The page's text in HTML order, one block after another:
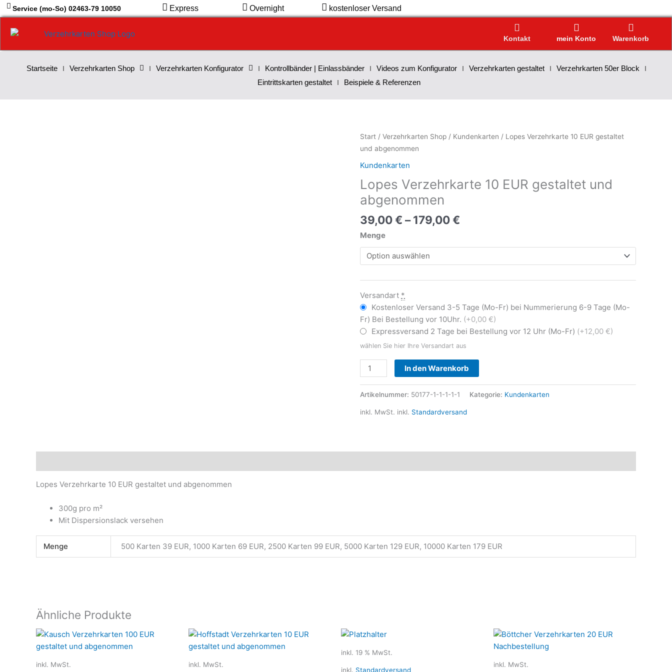
Zum
Inhalt
springen
Service (mo-So) 02463-79 10050 Express Overnight kostenloser Versand
Warenkorb
Kontakt mein Konto
Startseite Verzehrkarten Shop Verzehrkarten Konfigurator Kontrollbänder | Einlassbänder Videos zum Konfigurator Verzehrkarten gestaltet
Verzehrkarten 50er Block
Eintrittskarten gestaltet
Beispiele & Referenzen
Start / Verzehrkarten Shop / Kundenkarten / Lopes Verzehrkarte 10 EUR gestaltet
und abgenommen
Kundenkarten
Lopes Verzehrkarte 10 EUR gestaltet und
abgenommen
39,00€ –179,00€
Menge
Versandart *
Kostenloser Versand 3-5 Tage (Mo-Fr) bei Nummerierung 6-9 Tage (Mo-
Fr) Bei Bestellung vor 10Uhr. (+0,00 €)
Expressversand 2 Tage bei Bestellung vor 12 Uhr (Mo-Fr) (+12,00 €)
wählen Sie hier Ihre Versandart aus
Lopes
Verzehrkarte
gestaltet
und
abgenommen
Menge
In den Warenkorb
Artikelnummer: 50177-1-1-1-1-1 Kategorie: Kundenkarten
inkl. MwSt. inkl. Standardversand
Lopes Verzehrkarte 10 EUR gestaltet und abgenommen
300g pro m²
Mit Dispersionslack versehen
Menge 500 Karten 39 EUR, 1000 Karten 69 EUR, 2500 Karten 99 EUR, 5000 Karten 129 EUR, 10000 Karten 179 EUR
Ähnliche Produkte
inkl. MwSt.
Dieses
inkl. MwSt.
Dieses
inkl. 19 % MwSt.
inkl. Standardversand
inkl. MwSt.
Dieses